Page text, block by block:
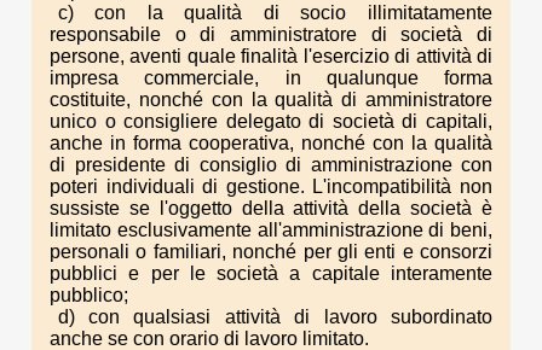
c) con la qualità di socio illimitatamente
responsabile o di amministratore di società di
persone, aventi quale finalità l'esercizio di attività di
impresa commerciale, in qualunque forma
costituite, nonché con la qualità di amministratore
unico o consigliere delegato di società di capitali,
anche in forma cooperativa, nonché con la qualità
di presidente di consiglio di amministrazione con
poteri individuali di gestione. L'incompatibilità non
sussiste se l'oggetto della attività della società è
limitato esclusivamente all'amministrazione di beni,
personali o familiari, nonché per gli enti e consorzi
pubblici e per le società a capitale interamente
pubblico;
d) con qualsiasi attività di lavoro subordinato
anche se con orario di lavoro limitato.